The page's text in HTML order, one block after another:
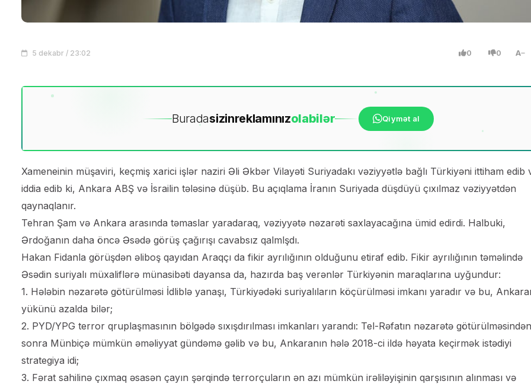
5 dekabr / 23:02 0 0 A
Buradasizinreklamınızolabilər Qiymət al
Xameneinin müşaviri, keçmiş xarici işlər naziri Əli Əkbər Vilayəti Suriyadakı vəziyyətlə bağlı Türkiyəni ittiham edib
iddia edib ki, Ankara ABŞ və İsrailin tələsinə düşüb. Bu açıqlama İranın Suriyada düşdüyü çıxılmaz vəziyyətdən
qaynaqlanır.
Tehran Şam və Ankara arasında təmaslar yaradaraq, vəziyyətə nəzarəti saxlayacağına ümid edirdi. Halbuki,
Ərdoğanın daha öncə Əsədə görüş çağırışı cavabsız qalmlşdı.
Hakan Fidanla görüşdən əliboş qayıdan Araqçı da fikir ayrılığının olduğunu etiraf edib. Fikir ayrılığının təməlində
Əsədin suriyalı müxaliflərə münasibəti dayansa da, hazırda baş verənlər Türkiyənin maraqlarına uyğundur:
1. Hələbin nəzarətə götürülməsi İdliblə yanaşı, Türkiyədəki suriyalıların köçürülməsi imkanı yaradır və bu,
yükünü azalda bilər;
2. PYD/YPG terror qruplaşmasının bölgədə sıxışdırılması imkanları yarandı: Tel-Rəfatın nəzarətə götürülməsindən
sonra Münbiçə mümkün əməliyyat gündəmə gəlib və bu, Ankaranın hələ 2018-ci ildə həyata keçirmək istədiyi
strategiya idi;
3. Fərat sahilinə çıxmaq əsasən çayın şərqində terrorçuların ən azı mümkün irəliləyişinin qarşısının alınması və